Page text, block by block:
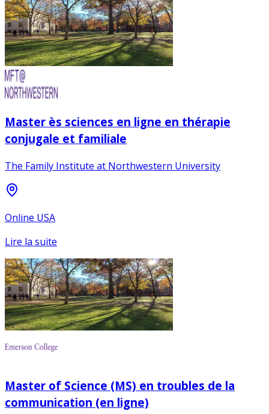
Master ès sciences en ligne en thérapie
conjugale et familiale
The Family Institute at Northwestern University
Online USA
Lire la suite
Master of Science (MS) en troubles de la
communication (en ligne)